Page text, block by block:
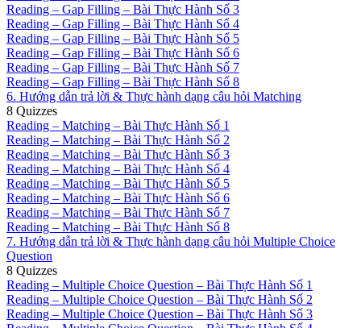
Reading – Gap Filling – Bài Thực Hành Số 3
Reading – Gap Filling – Bài Thực Hành Số 4
Reading – Gap Filling – Bài Thực Hành Số 5
Reading – Gap Filling – Bài Thực Hành Số 6
Reading – Gap Filling – Bài Thực Hành Số 7
Reading – Gap Filling – Bài Thực Hành Số 8
6. Hướng dẫn trả lời & Thực hành dạng câu hỏi Matching
8 Quizzes
Reading – Matching – Bài Thực Hành Số 1
Reading – Matching – Bài Thực Hành Số 2
Reading – Matching – Bài Thực Hành Số 3
Reading – Matching – Bài Thực Hành Số 4
Reading – Matching – Bài Thực Hành Số 5
Reading – Matching – Bài Thực Hành Số 6
Reading – Matching – Bài Thực Hành Số 7
Reading – Matching – Bài Thực Hành Số 8
7. Hướng dẫn trả lời & Thực hành dạng câu hỏi Multiple Choice
Question
8 Quizzes
Reading – Multiple Choice Question – Bài Thực Hành Số 1
Reading – Multiple Choice Question – Bài Thực Hành Số 2
Reading – Multiple Choice Question – Bài Thực Hành Số 3